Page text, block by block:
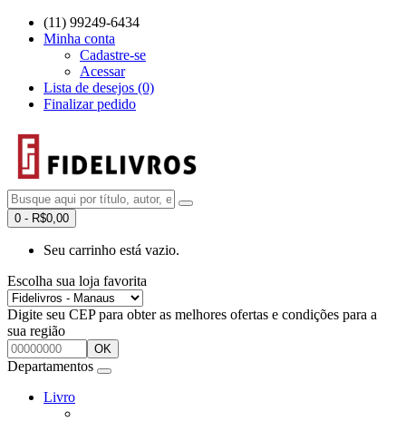
(11) 99249-6434
Minha conta
Cadastre-se
Acessar
Lista de desejos (0)
Finalizar pedido
0 - R$0,00
Seu carrinho está vazio.
Escolha sua loja favorita
Digite seu CEP para obter as melhores ofertas e condições para a
sua região
OK
Departamentos
Livro